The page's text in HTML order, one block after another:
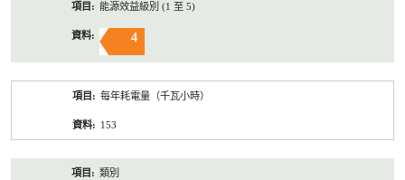
能源效益級別 (1 至 5)
4
每年耗電量（千瓦小時）
153
類別